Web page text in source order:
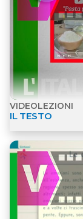
VIDEOLEZIONI
IL TESTO
Apri dettagli